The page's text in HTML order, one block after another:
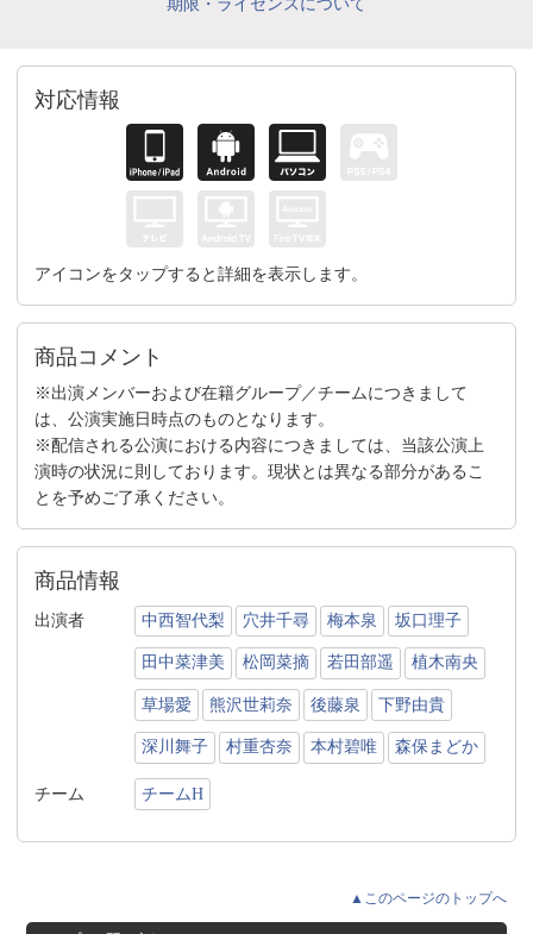
期限・ライセンスについて
対応情報
アイコンをタップすると詳細を表示します。
商品コメント
※出演メンバーおよび在籍グループ／チームにつきまして
は、公演実施日時点のものとなります。
※配信される公演における内容につきましては、当該公演上
演時の状況に則しております。現状とは異なる部分があるこ
とを予めご了承ください。
商品情報
出演者 中西智代梨 穴井千尋 梅本泉 坂口理子
田中菜津美 松岡菜摘 若田部遥 植木南央
草場愛 熊沢世莉奈 後藤泉 下野由貴
深川舞子 村重杏奈 本村碧唯 森保まどか
チーム チームH
▲このページのトップへ